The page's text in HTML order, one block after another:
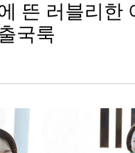
뜬 러블리한
국룩